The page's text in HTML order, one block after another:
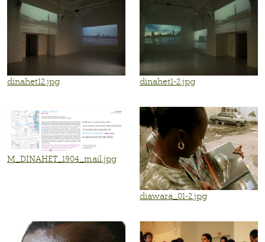
dinahet12.jpg dinahet1-2.jpg
M_DINAHET_1904_mail.jpg
diawara_01-2.jpg